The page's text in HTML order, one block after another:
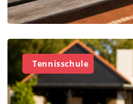
Tennisschule